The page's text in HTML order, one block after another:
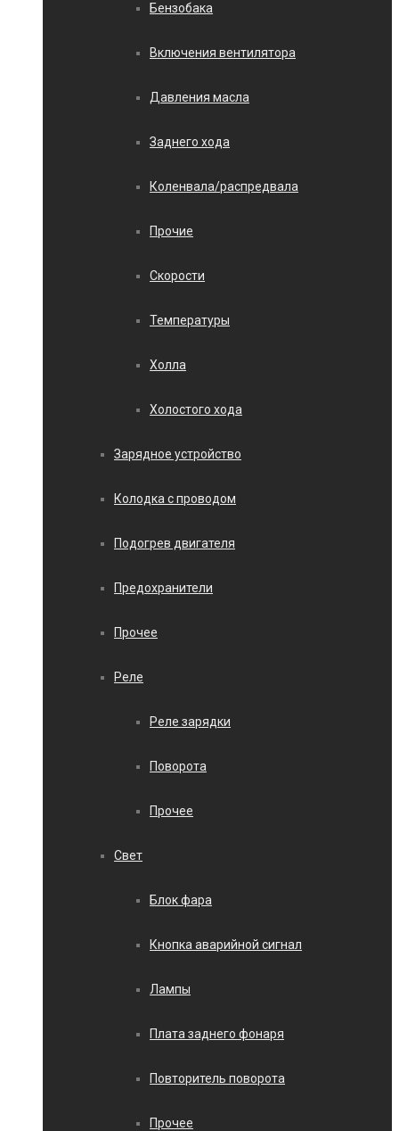
Бензобака
Включения вентилятора
Давления масла
Заднего хода
Коленвала/распредвала
Прочие
Скорости
Температуры
Холла
Холостого хода
Зарядное устройство
Колодка с проводом
Подогрев двигателя
Предохранители
Прочее
Реле
Реле зарядки
Поворота
Прочее
Свет
Блок фара
Кнопка аварийной сигнал
Лампы
Плата заднего фонаря
Повторитель поворота
Прочее